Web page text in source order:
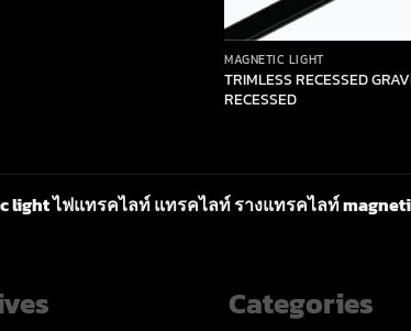
MAGNETIC LIGHT
TRIMLESS RECESSED
RECESSED
light ไฟแทรคไลท์ แทรคไลท์ รางแทรคไลท์
Categories